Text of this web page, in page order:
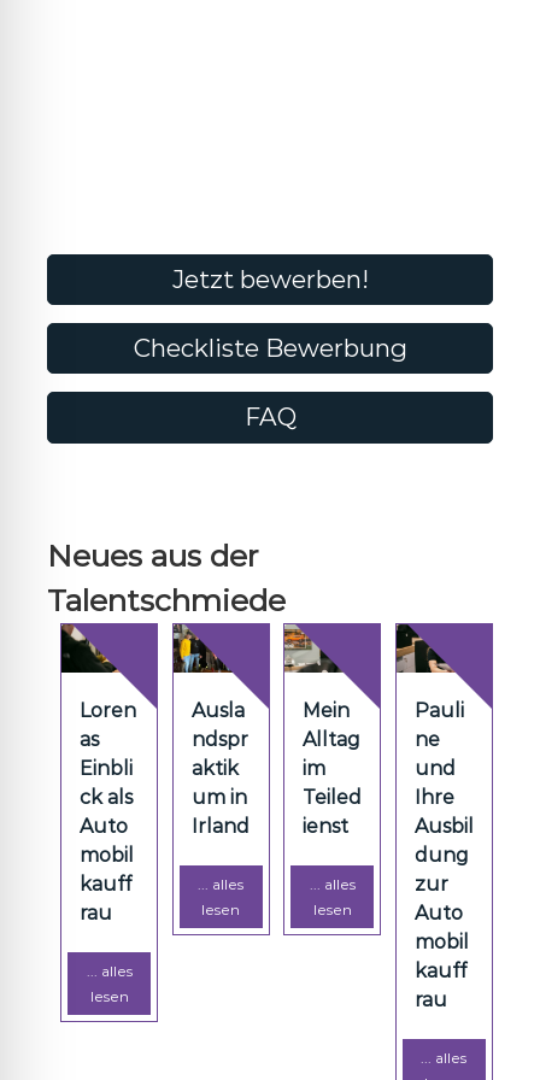
Jetzt bewerben!
Checkliste Bewerbung
FAQ
Neues aus der
Talentschmiede
Loren
as
Einbli
ck als
Auto
mobil
kauff
rau
... alles
lesen
Ausla
ndspr
aktik
um in
Irland
... alles
lesen
Mein
Alltag
im
Teiled
ienst
... alles
lesen
Pauli
ne
und
Ihre
Ausbil
dung
zur
Auto
mobil
kauff
rau
... alles